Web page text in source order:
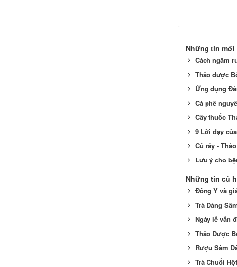
Những tin mới
Cách ngâm
Thảo dược
Ứng dụng
Cà phê
Cây thuốc
9 Lời dạy
Củ ráy -
Lưu ý cho
Những tin cũ
Đông Y và
Trà Đảng
Ngày lễ vẫn
Thảo Dược
Rượu Sâm
Trà Chuối